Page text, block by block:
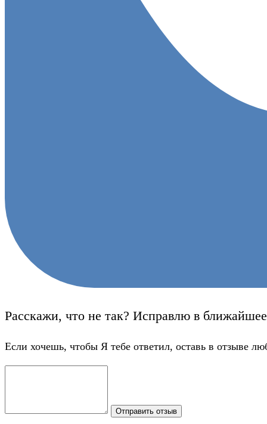
Расскажи, что не так? Исправлю в
Если хочешь, чтобы Я тебе ответил, оставь в отзыве
Отправить отзыв